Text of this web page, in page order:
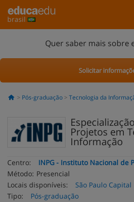
brasil
Quer saber mais sobre
Solicitar
Pós-graduação Tecnologia da
Projetos em
Informação
Centro:
INPG - Instituto Nacional de
Método: Presencial
Locais disponíveis:
São Paulo Capital
Tipo:
Pós-graduação